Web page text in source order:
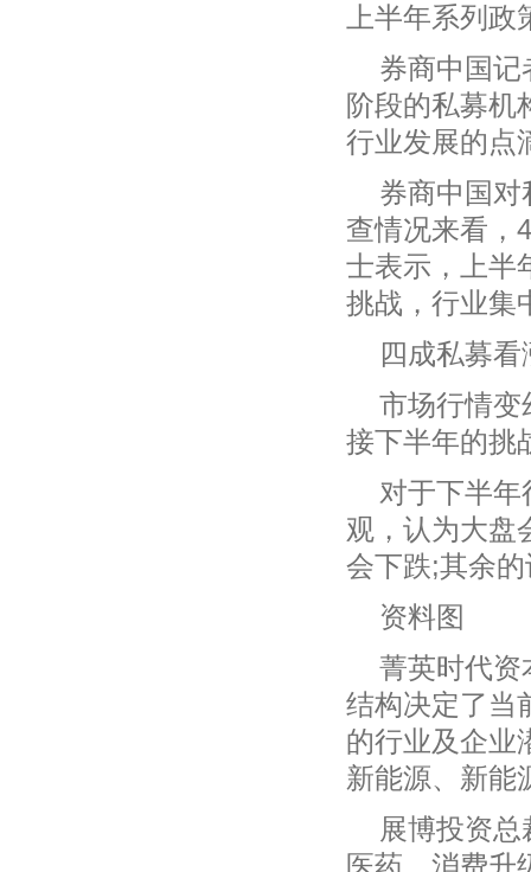
上半年系列
券商中国
阶段的私募机
行业发展的点
券商中国
查情况来看，
士表示，上半
挑战，行业集
四成私募
市场行情变
接下半年的挑
对于下半
观，认为大盘
会下跌;其余
资料图
菁英时代资
结构决定了当
的行业及企业
新能源、新能
展博投资
医药、消费升